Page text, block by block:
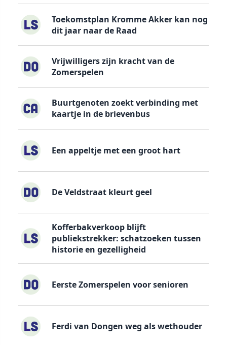
Toekomstplan Kromme Akker kan nog
dit jaar naar de Raad
Vrijwilligers zijn kracht van de
Zomerspelen
Buurtgenoten zoekt verbinding met
kaartje in de brievenbus
Een appeltje met een groot hart
De Veldstraat kleurt geel
Kofferbakverkoop blijft
publiekstrekker: schatzoeken tussen
historie en gezelligheid
Eerste Zomerspelen voor senioren
Ferdi van Dongen weg als wethouder